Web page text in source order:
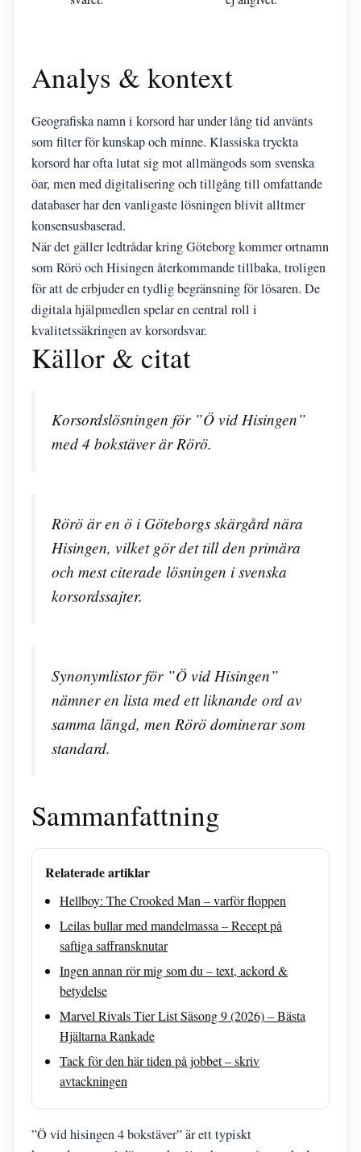
Analys & kontext
Geografiska namn i korsord har under lång tid använts
som filter för kunskap och minne. Klassiska tryckta
korsord har ofta lutat sig mot allmängods som svenska
öar, men med digitalisering och tillgång till omfattande
databaser har den vanligaste lösningen blivit alltmer
konsensusbaserad.
När det gäller ledtrådar kring Göteborg kommer ortnamn
som Rörö och Hisingen återkommande tillbaka, troligen
för att de erbjuder en tydlig begränsning för lösaren. De
digitala hjälpmedlen spelar en central roll i
kvalitetssäkringen av korsordsvar.
Källor & citat
Korsordslösningen för ”Ö vid Hisingen”
med 4 bokstäver är Rörö.
Rörö är en ö i Göteborgs skärgård nära
Hisingen, vilket gör det till den primära
och mest citerade lösningen i svenska
korsordssajter.
Synonymlistor för ”Ö vid Hisingen”
nämner en lista med ett liknande ord av
samma längd, men Rörö dominerar som
standard.
Sammanfattning
Relaterade artiklar
Hellboy: The Crooked Man – varför floppen
Leilas bullar med mandelmassa – Recept på
saftiga saffransknutar
Ingen annan rör mig som du – text, ackord &
betydelse
Marvel Rivals Tier List Säsong 9 (2026) – Bästa
Hjältarna Rankade
Tack för den här tiden på jobbet – skriv
avtackningen
”Ö vid hisingen 4 bokstäver” är ett typiskt